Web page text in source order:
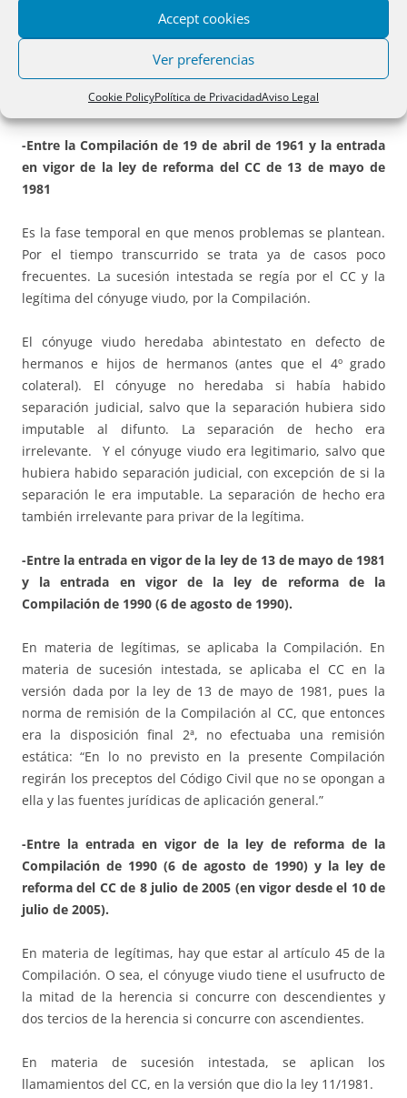
Accept cookies
Ver preferencias
Cookie PolicyPolítica de PrivacidadAviso Legal
Respecto del caso 3º hay que tener en cuenta que la
condición resolutoria no es admisible en el Derecho de
Mallorca-Menorca; sólo cabe la suspensiva.
-Entre la Compilación de 19 de abril de 1961 y la entrada
en vigor de la ley de reforma del CC de 13 de mayo de
1981
Es la fase temporal en que menos problemas se plantean.
Por el tiempo transcurrido se trata ya de casos poco
frecuentes. La sucesión intestada se regía por el CC y la
legítima del cónyuge viudo, por la Compilación.
El cónyuge viudo heredaba abintestato en defecto de
hermanos e hijos de hermanos (antes que el 4º grado
colateral). El cónyuge no heredaba si había habido
separación judicial, salvo que la separación hubiera sido
imputable al difunto. La separación de hecho era
irrelevante. Y el cónyuge viudo era legitimario, salvo que
hubiera habido separación judicial, con excepción de si la
separación le era imputable. La separación de hecho era
también irrelevante para privar de la legítima.
-Entre la entrada en vigor de la ley de 13 de mayo de 1981
y la entrada en vigor de la ley de reforma de la
Compilación de 1990 (6 de agosto de 1990).
En materia de legítimas, se aplicaba la Compilación. En
materia de sucesión intestada, se aplicaba el CC en la
versión dada por la ley de 13 de mayo de 1981, pues la
norma de remisión de la Compilación al CC, que entonces
era la disposición final 2ª, no efectuaba una remisión
estática: “En lo no previsto en la presente Compilación
regirán los preceptos del Código Civil que no se opongan a
ella y las fuentes jurídicas de aplicación general.”
-Entre la entrada en vigor de la ley de reforma de la
Compilación de 1990 (6 de agosto de 1990) y la ley de
reforma del CC de 8 julio de 2005 (en vigor desde el 10 de
julio de 2005).
En materia de legítimas, hay que estar al artículo 45 de la
Compilación. O sea, el cónyuge viudo tiene el usufructo de
la mitad de la herencia si concurre con descendientes y
dos tercios de la herencia si concurre con ascendientes.
En materia de sucesión intestada, se aplican los
llamamientos del CC, en la versión que dio la ley 11/1981.